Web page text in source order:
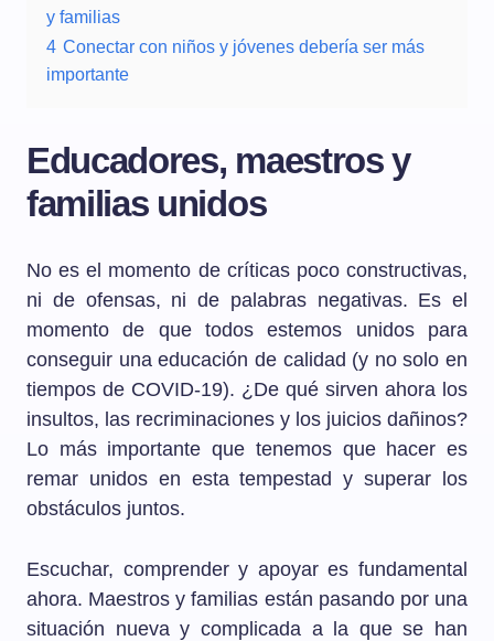
y familias
4 Conectar con niños y jóvenes debería ser más
importante
Educadores, maestros y
familias unidos
No es el momento de críticas poco constructivas,
ni de ofensas, ni de palabras negativas. Es el
momento de que todos estemos unidos para
conseguir una educación de calidad (y no solo en
tiempos de COVID-19). ¿De qué sirven ahora los
insultos, las recriminaciones y los juicios dañinos?
Lo más importante que tenemos que hacer es
remar unidos en esta tempestad y superar los
obstáculos juntos.
Escuchar, comprender y apoyar es fundamental
ahora. Maestros y familias están pasando por una
situación nueva y complicada a la que se han